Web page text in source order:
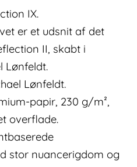
IX.
er et udsnit af det
II, skabt i
Lønfeldt.
Lønfeldt.
papir, 230 g/m²,
overflade.
stor nuancerigdom og